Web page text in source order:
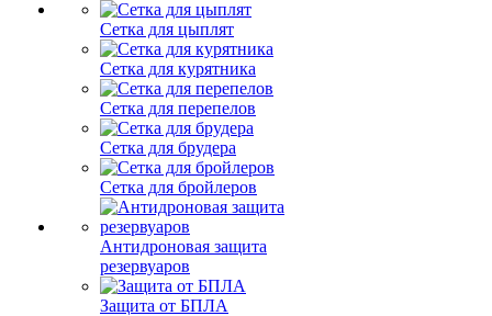
Сетка для цыплят
Сетка для курятника
Сетка для перепелов
Сетка для брудера
Сетка для бройлеров
Антидроновая защита
резервуаров
Защита от БПЛА